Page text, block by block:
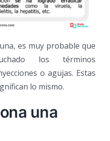
es muy probable que
los términos
o agujas. Estas
lo mismo.
una